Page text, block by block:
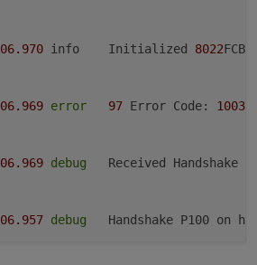
06.970
	info	Initialized
8022
06.969 error 97 Error Code: 1003
06.969 debug
Received Handshake
06.957 debug
Handshake P100 on